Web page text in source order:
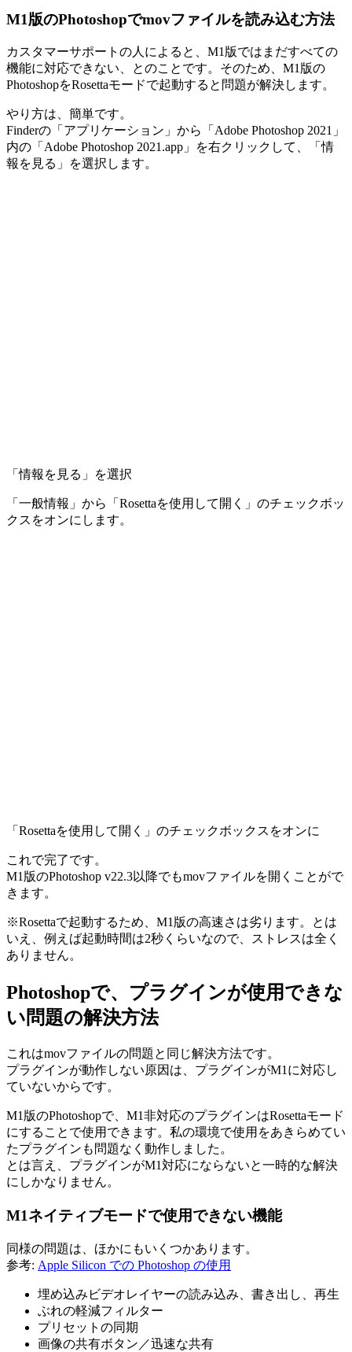
M1版のPhotoshopでmovファイルを読み込む方法
カスタマーサポートの人によると、M1版ではまだすべての
機能に対応できない、とのことです。そのため、M1版の
PhotoshopをRosettaモードで起動すると問題が解決します。
やり方は、簡単です。
Finderの「アプリケーション」から「Adobe Photoshop 2021」
内の「Adobe Photoshop 2021.app」を右クリックして、「情
報を見る」を選択します。
「情報を見る」を選択
「一般情報」から「Rosettaを使用して開く」のチェックボッ
クスをオンにします。
「Rosettaを使用して開く」のチェックボックスをオンに
これで完了です。
M1版のPhotoshop v22.3以降でもmovファイルを開くことがで
きます。
※Rosettaで起動するため、M1版の高速さは劣ります。とは
いえ、例えば起動時間は2秒くらいなので、ストレスは全く
ありません。
Photoshopで、プラグインが使用できな
い問題の解決方法
これはmovファイルの問題と同じ解決方法です。
プラグインが動作しない原因は、プラグインがM1に対応し
ていないからです。
M1版のPhotoshopで、M1非対応のプラグインはRosettaモード
にすることで使用できます。私の環境で使用をあきらめてい
たプラグインも問題なく動作しました。
とは言え、プラグインがM1対応にならないと一時的な解決
にしかなりません。
M1ネイティブモードで使用できない機能
同様の問題は、ほかにもいくつかあります。
参考: Apple Silicon での Photoshop の使用
埋め込みビデオレイヤーの読み込み、書き出し、再生
ぶれの軽減フィルター
プリセットの同期
画像の共有ボタン／迅速な共有